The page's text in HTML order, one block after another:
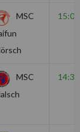
MSC
15:00
MSC
14:30